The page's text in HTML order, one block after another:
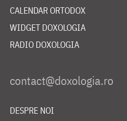
CALENDAR ORTODOX
WIDGET DOXOLOGIA
RADIO DOXOLOGIA
DESPRE NOI